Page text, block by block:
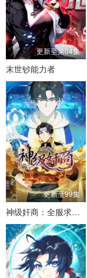
更新至第04集
末世钞能力者
更新至99集
神级奸商：全服求我别薅了